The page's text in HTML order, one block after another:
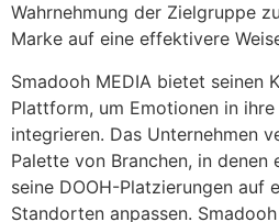
Wahrnehmung der Zielgruppe
Marke auf eine effektivere
Smadooh MEDIA bietet seinen
Plattform, um Emotionen in
integrieren. Das Unternehmen
Palette von Branchen, in
seine DOOH-Platzierungen auf
Standorten anpassen.